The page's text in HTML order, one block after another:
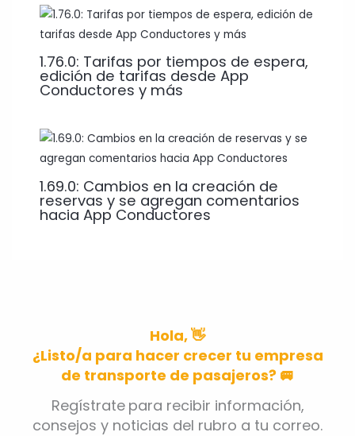
1.76.0: Tarifas por tiempos de espera,
edición de tarifas desde App
Conductores y más
1.69.0: Cambios en la creación de
reservas y se agregan comentarios
hacia App Conductores
Hola, 👋
¿Listo/a para hacer crecer tu empresa
de transporte de pasajeros? 🚐
Regístrate para recibir información,
consejos y noticias del rubro a tu correo.